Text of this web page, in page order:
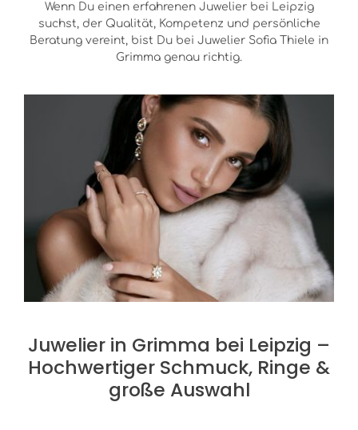
Wenn Du einen erfahrenen Juwelier bei Leipzig
suchst, der Qualität, Kompetenz und persönliche
Beratung vereint, bist Du bei Juwelier Sofia Thiele in
Grimma genau richtig.
Juwelier in Grimma bei Leipzig –
Hochwertiger Schmuck, Ringe &
große Auswahl